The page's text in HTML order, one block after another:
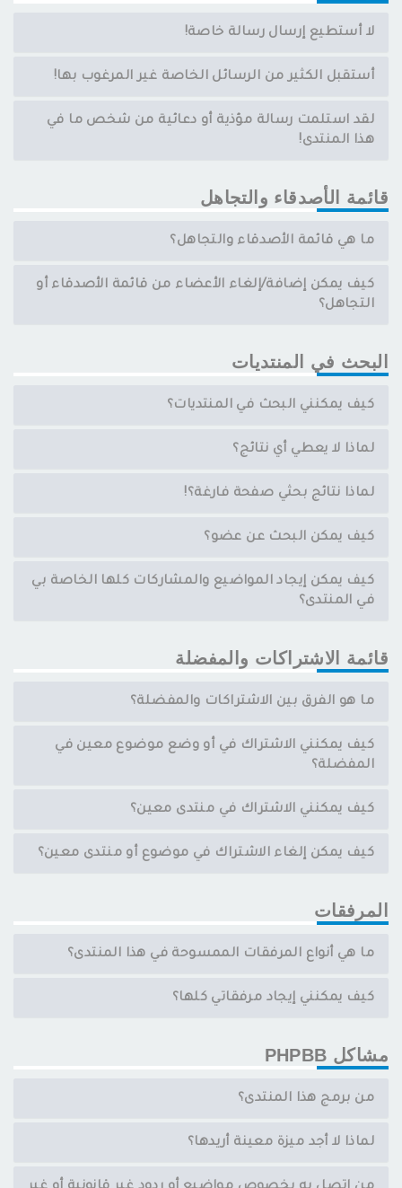
لا أستطيع إرسال رسالة خاصة!
أستقبل الكثير من الرسائل الخاصة غير المرغوب بها!
لقد استلمت رسالة مؤذية أو دعائية من شخص ما في
هذا المنتدى!
قائمة الأصدقاء والتجاهل
ما هي قائمة الأصدقاء والتجاهل؟
كيف يمكن إضافة/إلغاء الأعضاء من قائمة الأصدقاء أو
التجاهل؟
البحث في المنتديات
كيف يمكنني البحث في المنتديات؟
لماذا لا يعطي أي نتائج؟
لماذا نتائج بحثي صفحة فارغة؟!
كيف يمكن البحث عن عضو؟
كيف يمكن إيجاد المواضيع والمشاركات كلها الخاصة بي
في المنتدى؟
قائمة الاشتراكات والمفضلة
ما هو الفرق بين الاشتراكات والمفضلة؟
كيف يمكنني الاشتراك في أو وضع موضوع معين في
المفضلة؟
كيف يمكنني الاشتراك في منتدى معين؟
كيف يمكن إلغاء الاشتراك في موضوع أو منتدى معين؟
المرفقات
ما هي أنواع المرفقات الممسوحة في هذا المنتدى؟
كيف يمكنني إيجاد مرفقاتي كلها؟
مشاكل PHPBB
من برمج هذا المنتدى؟
لماذا لا أجد ميزة معينة أريدها؟